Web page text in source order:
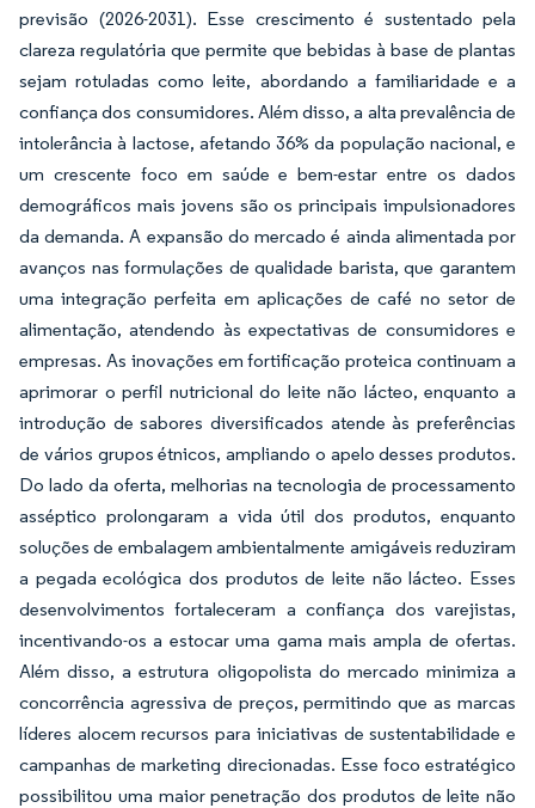
previsão (2026-2031). Esse crescimento é sustentado pela
clareza regulatória que permite que bebidas à base de plantas
sejam rotuladas comoleite, abordando a familiaridade e a
confiança dos consumidores. Além disso, a alta prevalência de
intolerância à lactose, afetando 36% da população nacional, e
um crescente foco em saúde e bem-estar entre os dados
demográficos mais jovens são os principais impulsionadores
da demanda. A expansão do mercado é ainda alimentada por
avanços nas formulações de qualidade barista, que garantem
uma integração perfeita em aplicações de café no setor de
alimentação, atendendo às expectativas de consumidores e
empresas. As inovações em fortificação proteica continuam a
aprimorar o perfil nutricional do leite não lácteo, enquanto a
introdução de sabores diversificados atende às preferências
de vários grupos étnicos, ampliando o apelo desses produtos.
Do lado da oferta, melhorias na tecnologia de processamento
asséptico prolongaram a vida útil dos produtos, enquanto
soluções de embalagem ambientalmente amigáveis reduziram
a pegada ecológica dos produtos de leite não lácteo. Esses
desenvolvimentos fortaleceram a confiança dos varejistas,
incentivando-os a estocar uma gama mais ampla de ofertas.
Além disso, a estrutura oligopolista do mercado minimiza a
concorrência agressiva de preços, permitindo que as marcas
líderes alocem recursos para iniciativas de sustentabilidade e
campanhas de marketing direcionadas. Esse foco estratégico
possibilitou uma maior penetração dos produtos de leite não